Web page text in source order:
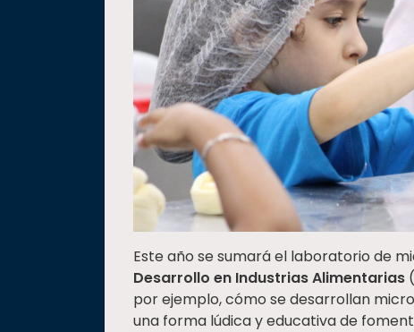
Este año se sumará el laboratorio de
Desarrollo en Industrias Alimentarias
por ejemplo, cómo se desarrollan
una forma lúdica y educativa de